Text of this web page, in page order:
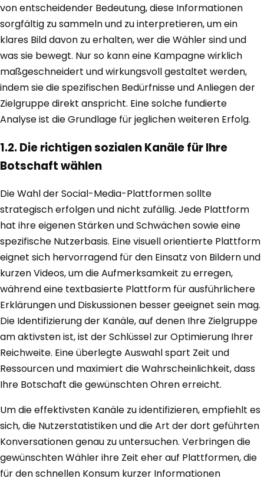
von entscheidender Bedeutung, diese Informationen
sorgfältig zu sammeln und zu interpretieren, um ein
klares Bild davon zu erhalten, wer die Wähler sind und
was sie bewegt. Nur so kann eine Kampagne wirklich
maßgeschneidert und wirkungsvoll gestaltet werden,
indem sie die spezifischen Bedürfnisse und Anliegen der
Zielgruppe direkt anspricht. Eine solche fundierte
Analyse ist die Grundlage für jeglichen weiteren Erfolg.
1.2. Die richtigen sozialen Kanäle für Ihre
Botschaft wählen
Die Wahl der Social-Media-Plattformen sollte
strategisch erfolgen und nicht zufällig. Jede Plattform
hat ihre eigenen Stärken und Schwächen sowie eine
spezifische Nutzerbasis. Eine visuell orientierte Plattform
eignet sich hervorragend für den Einsatz von Bildern und
kurzen Videos, um die Aufmerksamkeit zu erregen,
während eine textbasierte Plattform für ausführlichere
Erklärungen und Diskussionen besser geeignet sein mag.
Die Identifizierung der Kanäle, auf denen Ihre Zielgruppe
am aktivsten ist, ist der Schlüssel zur Optimierung Ihrer
Reichweite. Eine überlegte Auswahl spart Zeit und
Ressourcen und maximiert die Wahrscheinlichkeit, dass
Ihre Botschaft die gewünschten Ohren erreicht.
Um die effektivsten Kanäle zu identifizieren, empfiehlt es
sich, die Nutzerstatistiken und die Art der dort geführten
Konversationen genau zu untersuchen. Verbringen die
gewünschten Wähler ihre Zeit eher auf Plattformen, die
für den schnellen Konsum kurzer Informationen